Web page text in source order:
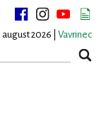
august 2026 | Vavrinec